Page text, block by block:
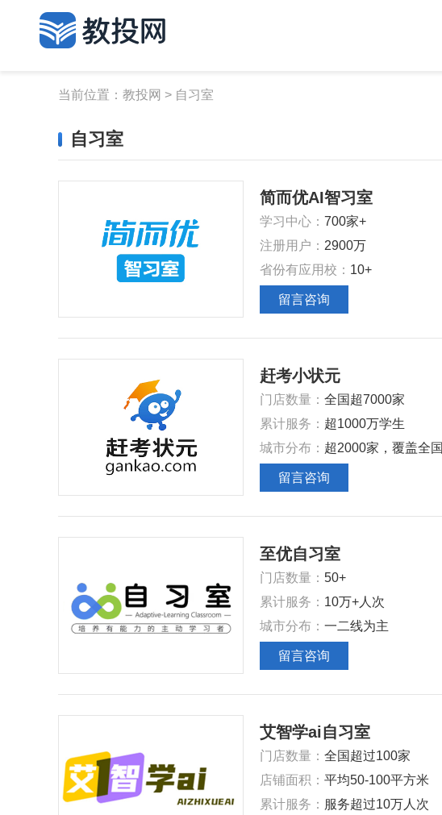
当前位置： 教投网 > 自习室
自习室
简而优AI智习室
学习中心： 700家+
注册用户： 2900万
省份有应用校： 10+
留言咨询
赶考小状元
‌门店数量‌： 全国超7000家
‌累计服务‌： 超1000万学生
‌城市分布‌： 超2000家，覆盖全国
留言咨询
至优自习室
‌门店数量‌： 50+
‌累计服务‌： 10万+人次
‌城市分布‌： 一二线为主
留言咨询
艾智学ai自习室
门店数量： 全国超过100家
店铺面积： 平均50-100平方米
累计服务： 服务超过10万人次